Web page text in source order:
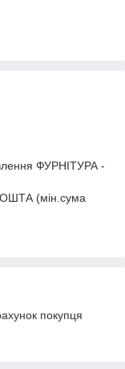
ФУРНІТУРА -
(мін.сума
покупця